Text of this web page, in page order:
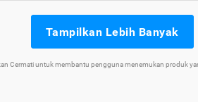
Tampilkan Lebih Banyak
Cermati untuk membantu pengguna menemukan produk